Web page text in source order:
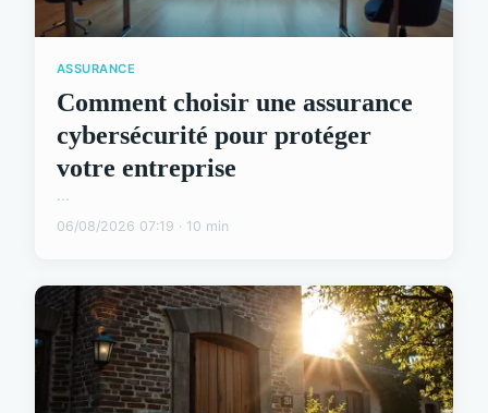
ASSURANCE
Comment choisir une assurance
cybersécurité pour protéger
votre entreprise
...
06/08/2026 07:19 · 10 min